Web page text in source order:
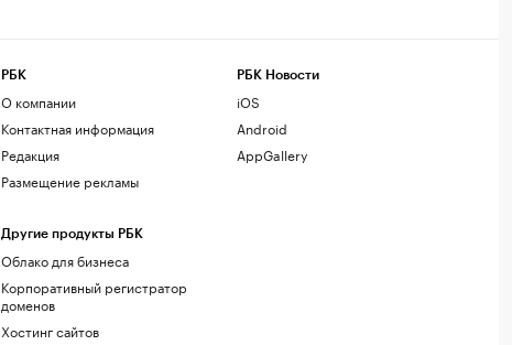
РБК
О компании
Контактная информация
Редакция
Размещение рекламы
Другие продукты РБК
Облако для бизнеса
Корпоративный регистратор
доменов
Хостинг сайтов
РБК Новости
iOS
Android
AppGallery